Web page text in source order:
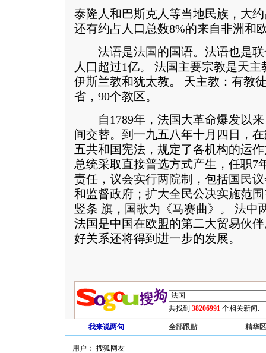
泰隆人和巴斯克人等当地民族，大
还有约占人口总数8%的来自非洲和
法语是法国的国语。法语也是联
人口超过1亿。 法国主要宗教是天
伊斯兰教和犹太教。 天主教：有教
省，90个教区。
自1789年，法国大革命爆发以来
间交替。到一九五八年十月四日，
五共和国宪法，规定了各机构的运
总统采取直接普选方式产生，任职7
责任，议会实行两院制，包括国民
和监督政府；扩大全民公决实施范
竖条 旗，国歌为《马赛曲》。 法中
法国是中国在欧盟的第二大贸易伙
好关系还将得到进一步的发展。
共找到 38206991 个相关新闻.
我来说两句 全部跟贴 精华区
用户：